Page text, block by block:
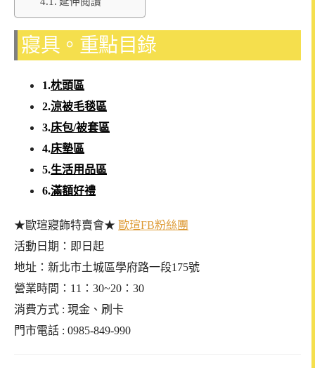
寢具。重點目錄
1.枕頭區
2.涼被毛毯區
3.床包/被套區
4.床墊區
5.生活用品區
6.滿額好禮
★歐瑄寢飾特賣會★ 歐瑄FB粉絲團
活動日期：即日起
地址：新北市土城區學府路一段175號
營業時間：11：30~20：30
消費方式 : 現金、刷卡
門市電話 : 0985-849-990